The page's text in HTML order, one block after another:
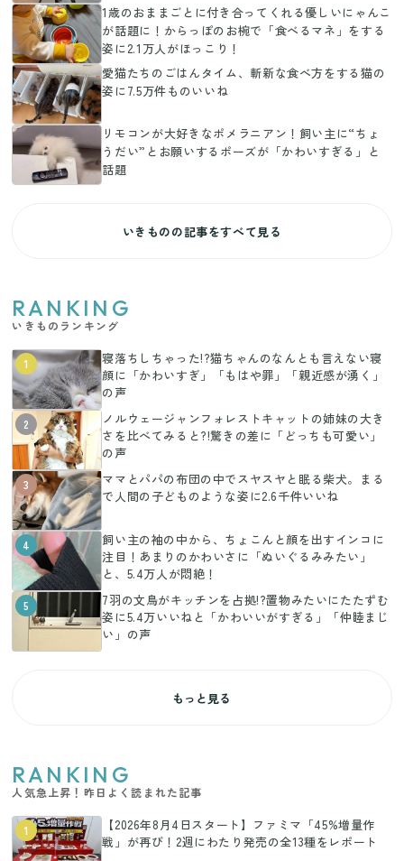
1歳のおままごとに付き合ってくれる優しいにゃんこ
が話題に！からっぽのお椀で「食べるマネ」をする
姿に2.1万人がほっこり！
愛猫たちのごはんタイム、斬新な食べ方をする猫の
姿に7.5万件ものいいね
リモコンが大好きなポメラニアン！飼い主に“ちょ
うだい”とお願いするポーズが「かわいすぎる」と
話題
いきものの記事をすべて見る
RANKING
いきものランキング
1
寝落ちしちゃった!?猫ちゃんのなんとも言えない寝
顔に「かわいすぎ」「もはや罪」「親近感が湧く」
の声
2
ノルウェージャンフォレストキャットの姉妹の大き
さを比べてみると?!驚きの差に「どっちも可愛い」
の声
3
ママとパパの布団の中でスヤスヤと眠る柴犬。まる
で人間の子どものような姿に2.6千件いいね
4
飼い主の袖の中から、ちょこんと顔を出すインコに
注目！あまりのかわいさに「ぬいぐるみみたい」
と、5.4万人が悶絶！
5
7羽の文鳥がキッチンを占拠!?置物みたいにたたずむ
姿に5.4万いいねと「かわいいがすぎる」「仲睦まじ
い」の声
もっと見る
RANKING
人気急上昇！昨日よく読まれた記事
1
【2026年8月4日スタート】ファミマ「45%増量作
戦」が再び！2週にわたり発売の全13種をレポート